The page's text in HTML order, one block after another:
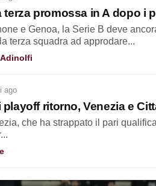
terza promossa in A dopo i
e Genoa, la Serie B deve
terza squadra ad approdare...
ago
ritorno, Venezia e
che ha strappato il pari